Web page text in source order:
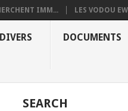
IMM... LES VODOU
DIVERS DOCUMENTS
SEARCH